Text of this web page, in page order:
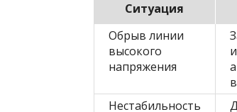
Ситуация
Обрыв линии
высокого
напряжения
Нестабильность